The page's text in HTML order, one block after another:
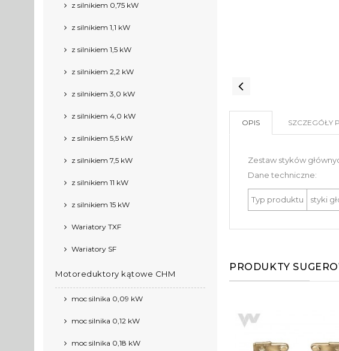
z silnikiem 0,75 kW
z silnikiem 1,1 kW
z silnikiem 1,5 kW
z silnikiem 2,2 kW
z silnikiem 3,0 kW
z silnikiem 4,0 kW
z silnikiem 5,5 kW
z silnikiem 7,5 kW
z silnikiem 11 kW
z silnikiem 15 kW
Wariatory TXF
Wariatory SF
Motoreduktory kątowe CHM
moc silnika 0,09 kW
moc silnika 0,12 kW
moc silnika 0,18 kW
OPIS SZCZEGÓŁY
Zestaw styków
Dane techniczne:
Typ produktu styki
PRODUKTY